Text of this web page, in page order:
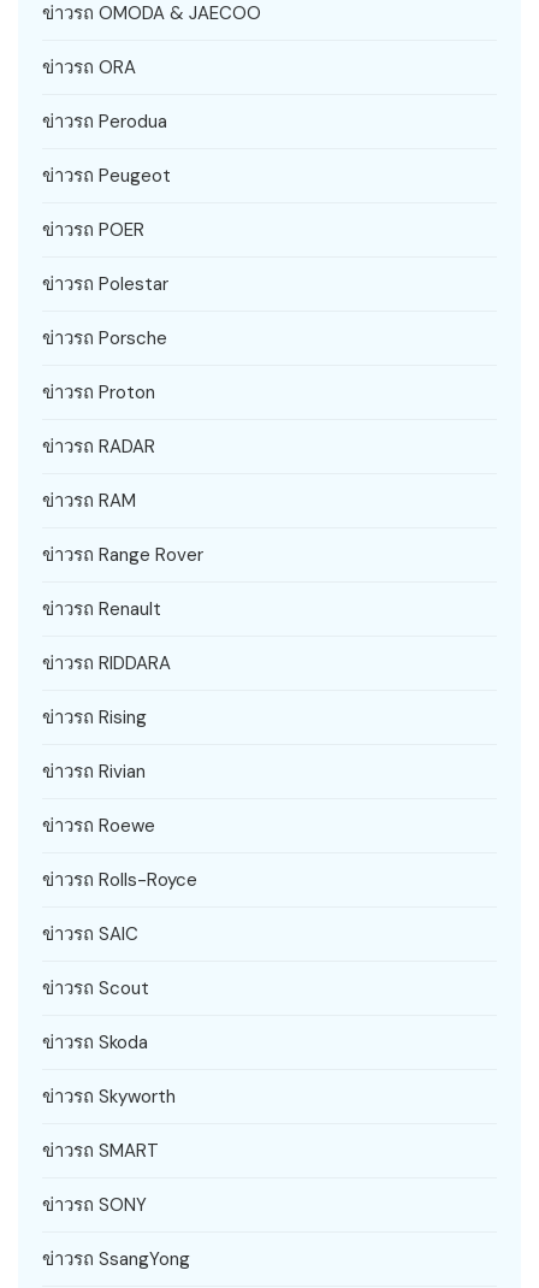
ข่าวรถ OMODA & JAECOO
ข่าวรถ ORA
ข่าวรถ Perodua
ข่าวรถ Peugeot
ข่าวรถ POER
ข่าวรถ Polestar
ข่าวรถ Porsche
ข่าวรถ Proton
ข่าวรถ RADAR
ข่าวรถ RAM
ข่าวรถ Range Rover
ข่าวรถ Renault
ข่าวรถ RIDDARA
ข่าวรถ Rising
ข่าวรถ Rivian
ข่าวรถ Roewe
ข่าวรถ Rolls-Royce
ข่าวรถ SAIC
ข่าวรถ Scout
ข่าวรถ Skoda
ข่าวรถ Skyworth
ข่าวรถ SMART
ข่าวรถ SONY
ข่าวรถ SsangYong